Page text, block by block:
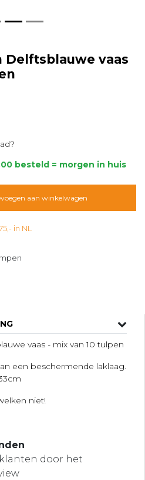
vaas - mix van 10 tulpen
een beschermende laklaag.
niet!
door het
Delftsblauwe vaas
besteld = morgen in huis
aan winkelwagen
in NL